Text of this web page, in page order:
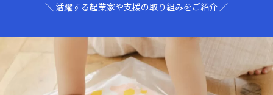
＼ 活躍する起業家や支援の取り組みをご紹介 ／